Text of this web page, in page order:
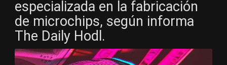
especializada en la fabricación
de microchips, según informa
The Daily Hodl.